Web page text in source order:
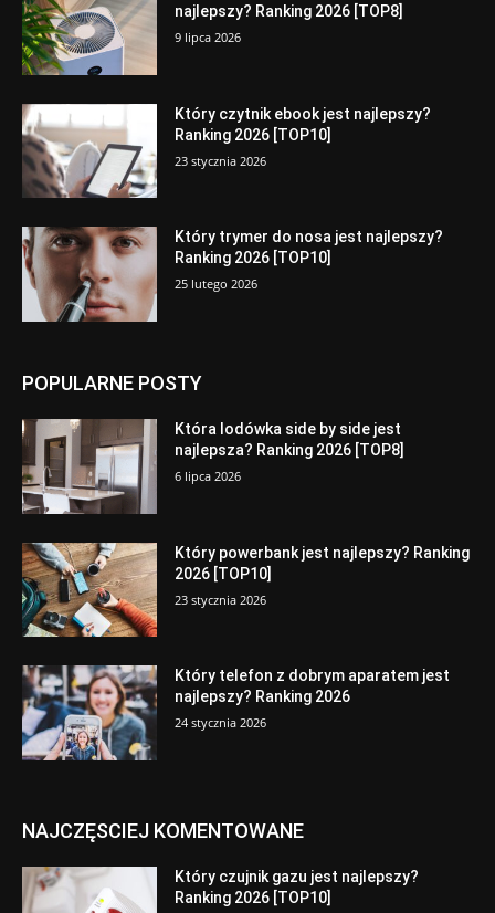
najlepszy? Ranking 2026 [TOP8]
9 lipca 2026
Który czytnik ebook jest najlepszy?
Ranking 2026 [TOP10]
23 stycznia 2026
Który trymer do nosa jest najlepszy?
Ranking 2026 [TOP10]
25 lutego 2026
POPULARNE POSTY
Która lodówka side by side jest
najlepsza? Ranking 2026 [TOP8]
6 lipca 2026
Który powerbank jest najlepszy? Ranking
2026 [TOP10]
23 stycznia 2026
Który telefon z dobrym aparatem jest
najlepszy? Ranking 2026
24 stycznia 2026
NAJCZĘSCIEJ KOMENTOWANE
Który czujnik gazu jest najlepszy?
Ranking 2026 [TOP10]